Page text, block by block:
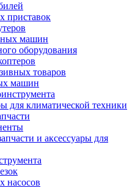
приставок
машин
оборудования
товаров
машин
для климатической техники
и аксессуары для
насосов